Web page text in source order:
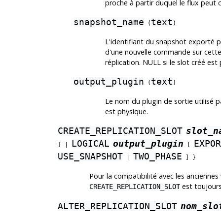
proche à partir duquel le flux peut
snapshot_name ( text )
L'identifiant du snapshot exporté
d'une nouvelle commande sur
réplication. NULL si le slot créé est
output_plugin ( text )
Le nom du plugin de sortie utilisé
est physique.
CREATE_REPLICATION_SLOT
] | LOGICAL output_plugin [
USE_SNAPSHOT
TWO_PHASE ] }
Pour la compatibilité avec les
CREATE_REPLICATION_SLOTest
ALTER_REPLICATION_SLOT